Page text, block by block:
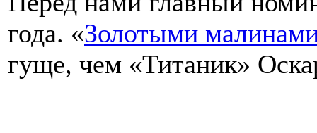
года. «Золотыми
гуще, чем «Титаник»